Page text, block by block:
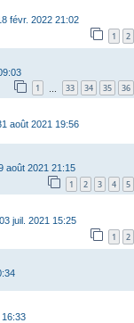
févr. 2022 21:02
1 2
1 33 34 35 36
août 2021 19:56
août 2021 21:15
1 2 3 4 5
juil. 2021 15:25
1 2
16:33